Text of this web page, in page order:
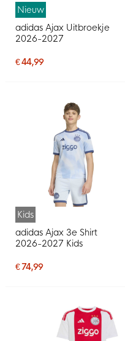
Nieuw
adidas Ajax Uitbroekje
2026-2027
€ 44,99
Kids
adidas Ajax 3e Shirt
2026-2027 Kids
€ 74,99